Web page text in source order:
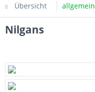
Übersicht allgemein
Nilgans